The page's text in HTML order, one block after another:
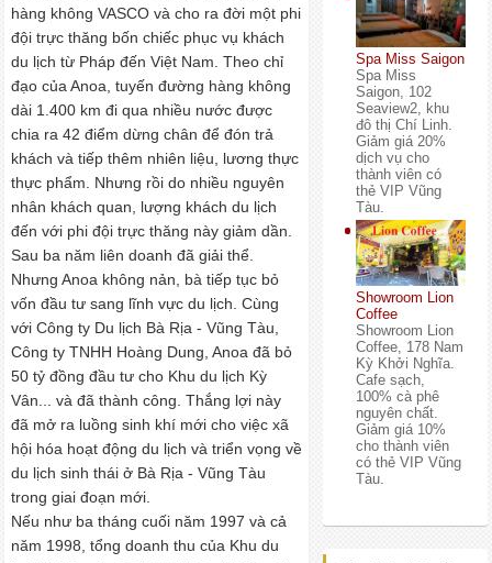
hàng không VASCO và cho ra đời một phi
đội trực thăng bốn chiếc phục vụ khách
du lịch từ Pháp đến Việt Nam. Theo chỉ
đạo của Anoa, tuyến đường hàng không
dài 1.400 km đi qua nhiều nước được
chia ra 42 điểm dừng chân để đón trả
khách và tiếp thêm nhiên liệu, lương thực
thực phẩm. Nhưng rồi do nhiều nguyên
nhân khách quan, lượng khách du lịch
đến với phi đội trực thăng này giảm dần.
Sau ba năm liên doanh đã giải thể.
Nhưng Anoa không nản, bà tiếp tục bỏ
vốn đầu tư sang lĩnh vực du lịch. Cùng
với Công ty Du lịch Bà Rịa - Vũng Tàu,
Công ty TNHH Hoàng Dung, Anoa đã bỏ
50 tỷ đồng đầu tư cho Khu du lịch Kỳ
Vân... và đã thành công. Thắng lợi này
đã mở ra luồng sinh khí mới cho việc xã
hội hóa hoạt động du lịch và triển vọng về
du lịch sinh thái ở Bà Rịa - Vũng Tàu
trong giai đoạn mới.
Nếu như ba tháng cuối năm 1997 và cả
năm 1998, tổng doanh thu của Khu du
Spa Miss Saigon
Spa Miss
Saigon, 102
Seaview2, khu
đô thị Chí Linh.
Giảm giá 20%
dịch vụ cho
thành viên có
thẻ VIP Vũng
Tàu.
Showroom Lion
Coffee
Showroom Lion
Coffee, 178 Nam
Kỳ Khởi Nghĩa.
Cafe sạch,
100% cà phê
nguyên chất.
Giảm giá 10%
cho thành viên
có thẻ VIP Vũng
Tàu.